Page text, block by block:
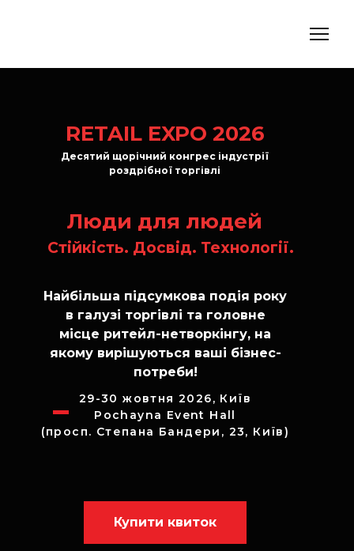
RETAIL EXPO 2026
Стійкість. Досвід. Технології.
Люди для людей
Найбільша підсумкова подія року
в галузі торгівлі та головне
місце ритейл-нетворкінгу, на
якому вирішуються ваші бізнес-
потреби!
29-30 жовтня 2026, Київ
Pochayna Event Hall
(просп. Степана Бандери, 23, Київ)
Десятий щорічний конгрес індустрії
роздрібної торгівлі
⠀Купити квиток⠀